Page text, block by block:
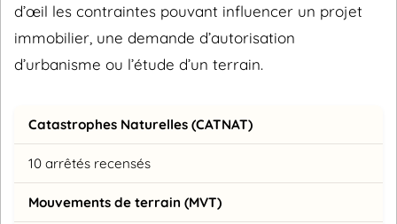
d’œil les contraintes pouvant influencer un projet
immobilier, une demande d’autorisation
d’urbanisme ou l’étude d’un terrain.
Catastrophes Naturelles (CATNAT)
10 arrêtés recensés
Mouvements de terrain (MVT)